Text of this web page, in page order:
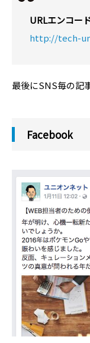
URLエンコー
http://tech-
最後にSNS毎の記
Facebook